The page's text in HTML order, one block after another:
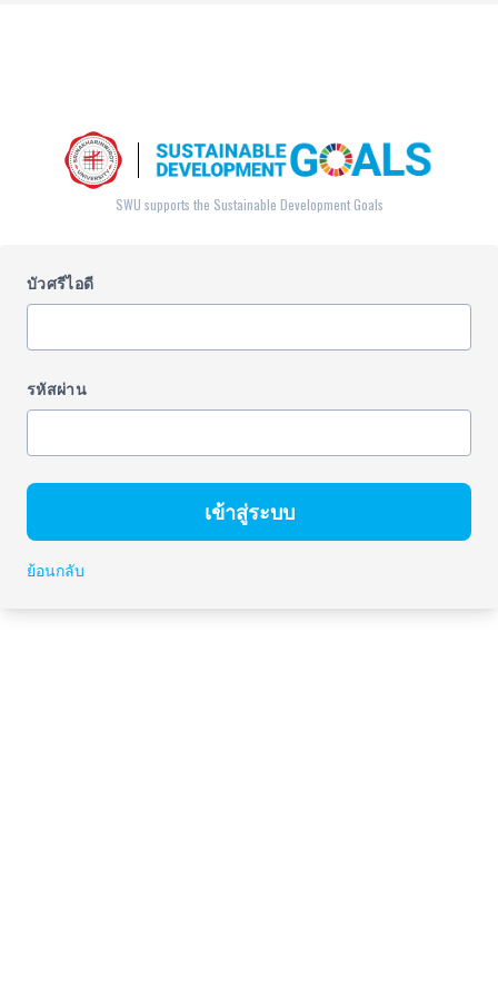
SWU supports the Sustainable Development Goals
บัวศรีไอดี
รหัสผ่าน
เข้าสู่ระบบ
ย้อนกลับ